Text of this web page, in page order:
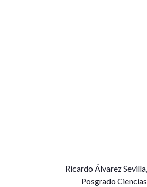
Ricardo Álvarez
Posgrado